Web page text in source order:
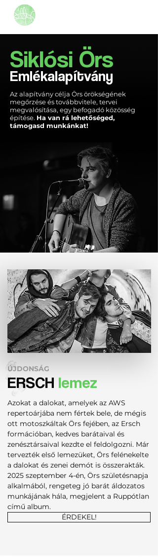
Az alapítvány célja Örs örökségének
megőrzése és továbbvitele, tervei
megvalósítása, egy befogadó közösség
építése. Ha van rá lehetőséged,
támogasd munkánkat!
Siklósi Örs
Emlékalapítvány
ÚJDONSÁG
ERSCH lemez
Azokat a dalokat, amelyek az AWS
repertoárjába nem fértek bele, de mégis
ott motoszkáltak Örs fejében, az Ersch
formációban, kedves barátaival és
zenésztársaival kezdte el feldolgozni. Már
tervezték első lemezüket, Örs felénekelte
a dalokat és zenei demót is összerakták.
2025 szeptember 4-én, Örs születésnapja
alkalmából, rengeteg jó barát áldozatos
munkájának hála, megjelent a Ruppótlan
című album.
ÉRDEKEL!